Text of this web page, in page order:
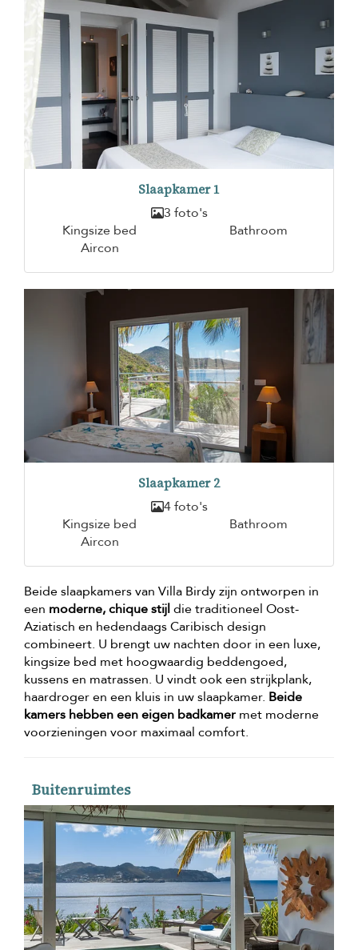
Slaapkamer 1
3 foto's
Kingsize bed
Bathroom
Aircon
Slaapkamer 2
4 foto's
Kingsize bed
Bathroom
Aircon
Beide slaapkamers van Villa Birdy zijn ontworpen in
een moderne, chique stijldie traditioneel Oost-
Aziatisch en hedendaags Caribisch design
combineert. U brengt uw nachten door in een luxe,
kingsize bed met hoogwaardig beddengoed,
kussens en matrassen. U vindt ook een strijkplank,
haardroger en een kluis in uw slaapkamer. Beide
kamers hebben een eigen badkamer met moderne
voorzieningen voor maximaal comfort.
Buitenruimtes